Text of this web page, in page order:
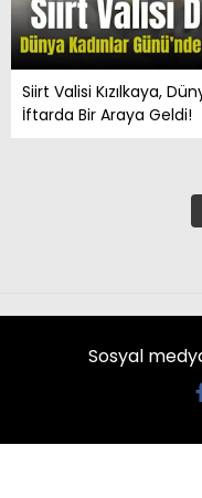
Siirt Valisi Kızılkaya,
İftarda Bir Araya Geldi!
Sosyal